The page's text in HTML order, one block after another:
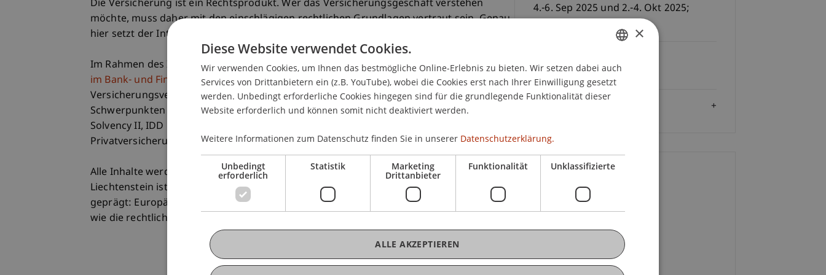
Die Versicherung ist ein Rechtsprodukt. Wer das Versicherungsgeschäft verstehen
möchte, muss daher mit den einschlägigen rechtlichen Grundlagen vertraut sein. Genau
hier setzt der Intensivkurs "Versicherungsrecht" an.
Im Rahmen des Intensivkurses - zugleich Modul 6 desExecutive Master of Laws (LL.M.)
im Bank- und Finanzmarktrecht- werden das Versicherungsaufsichtsrecht, das Recht der
Versicherungsvermittlung und das Versicherungsvertragsrecht behandelt. Zu den
Schwerpunkten zählen dabei insbesondere die regulatorischen Anforderungen aus
Solvency II, IDD und der PRIIP-Verordnung sowie die vertragsrechtlichen Grundlagen der
Privatversicherung.
Alle Inhalte werden konsequent im internationalen Kontext vermittelt, denn gerade in
Liechtenstein ist das Versicherungswesen stark durch grenzüberschreitenden Vertrieb
geprägt: Europäische und EWR-rechtliche Vorgaben stehen daher ebenso am Programm
wie die rechtlichen Rahmenbedingungen der Schweiz.
4.-6. Sep 2025 und 2.-4. Okt 2025;
CHF 2'900.- pro Person
Kontakt
Dipl. Kff. Nadja Dobler
+423 265 11 98
GERMAN
ENGLISH
×
Diese Website verwendet Cookies.
Wir verwenden Cookies, um Ihnen das bestmögliche Online-Erlebnis zu bieten. Wir setzen dabei auch
Services von Drittanbietern ein (z.B. YouTube), wobei die Cookies erst nach Ihrer Einwilligung gesetzt
werden. Unbedingt erforderliche Cookies hingegen sind für die grundlegende Funktionalität dieser
Website erforderlich und können somit nicht deaktiviert werden.
Weitere Informationen zum Datenschutz finden Sie in unserer Datenschutzerklärung.
Unbedingt
erforderlich
Statistik Marketing
Drittanbieter
Funktionalität Unklassifizierte
ALLE AKZEPTIEREN